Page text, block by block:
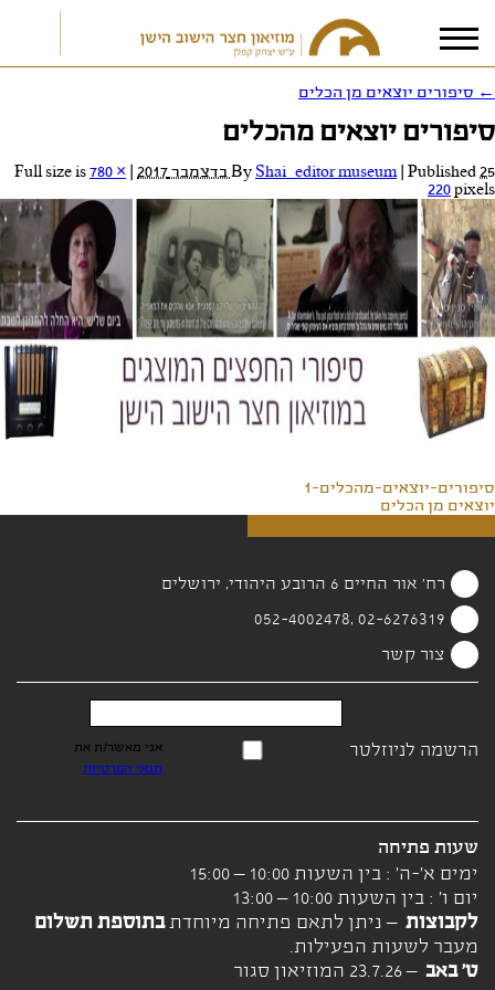
אני מאשר/ת אתתנאי הפרטיות
← סיפורים יוצאים מן הכלים
סיפורים יוצאים מהכלים
By Shai_editor museum Published25 בדצמבר 2017
780 ×
220pixels
סיפורים-יוצאים-מהכלים-1
יוצאים מן הכלים
רח' אור החיים 6 הרובע היהודי, ירושלים
02-6276319 ,052-4002478
צור קשר
הרשמה לניוזלטר
אני מאשר/ת את
תנאי הפרטיות
שעות פתיחה
ימים א'-ה' : בין השעות 10:00 – 15:00
יום ו' : בין השעות 10:00 – 13:00
לקבוצות – ניתן לתאם פתיחה מיוחדתבתוספת תשלום
מעבר לשעות הפעילות.
ט' באב– 23.7.26 המוזיאון סגור